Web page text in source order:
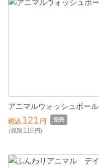
アニマルウォッシュボール
税込 121 円
完売
（税別 110 円)